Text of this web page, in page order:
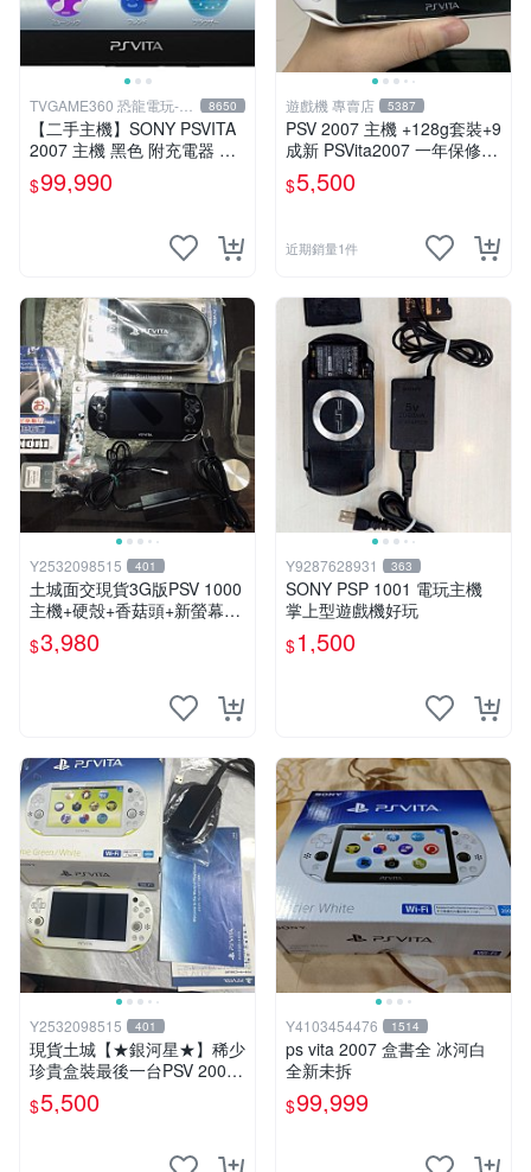
TVGAME360 恐龍電玩-台
中店
8650
【二手主機】SONY PSVITA
2007 主機 黑色 附充電器 US
B傳輸線 PS VITA PSV 無盒
裝
$99,990
遊戲機 專賣店 5387
PSV 2007 主機 +128g套裝+9
成新 PSVita2007 一年保修
遊戲機 以改 變革
$5,500
近期銷量1件
Y2532098515 401
土城面交現貨3G版PSV 1000
主機+硬殼+香菇頭+新螢幕玻
璃貼+初音掛繩+可改機版本8
成新 一年保修如照片所有的
$3,980
Y9287628931 363
SONY PSP 1001 電玩主機
掌上型遊戲機好玩
$1,500
Y2532098515 401
現貨土城【★銀河星★】稀少
珍貴盒裝最後一台PSV 2000
主機.PSV2000 品質保證日版
可轉換中文
$5,500
Y4103454476 1514
ps vita 2007 盒書全 冰河白
全新未拆
$99,999